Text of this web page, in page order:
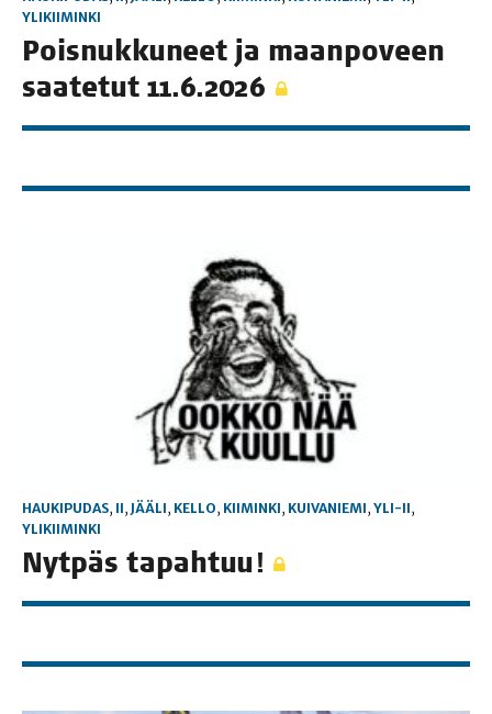
YLIKIIMINKI
Pois­nuk­ku­neet ja maan­po­veen
saa­te­tut 11.6.2026
HAUKIPUDAS, II, JÄÄLI, KELLO, KIIMINKI, KUIVANIEMI, YLI-II,
YLIKIIMINKI
Nyt­päs tapahtuu!